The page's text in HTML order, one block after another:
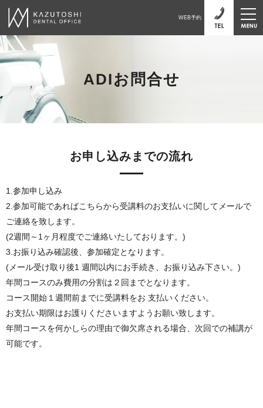
WEB予約
ADIお問合せ
お申し込みまでの流れ
1.参加申し込み
2.参加可能であればこちらから受講料のお支払いに関してメールで
ご連絡を致します。
(2週間～1ヶ月程度でご連絡いたしております。)
3.お振り込み確認後、参加確定となります。
(メール受け取り後1 週間以内にお手続き、お振り込み下さい。)
年間コースのみ費用の分割は２回までとなります。
コース開始１週間前までに受講料をお 支払いください。
お支払い期限はお護りくださいますようお願い致します。
年間コースを何かしらの理由で御欠席される場合、次回での補講が
可能です。